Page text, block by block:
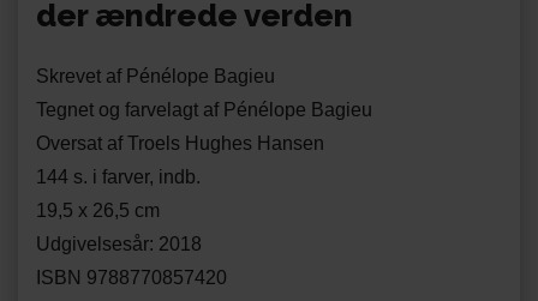
der ændrede verden
Skrevet af Pénélope Bagieu
Tegnet og farvelagt af Pénélope Bagieu
Oversat af Troels Hughes Hansen
144 s. i farver, indb.
19,5 x 26,5 cm
Udgivelsesår: 2018
ISBN 9788770857420